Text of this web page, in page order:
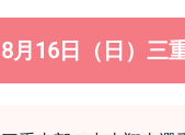
8月16日（日）三